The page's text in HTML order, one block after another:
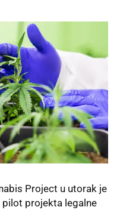
Project u utorak je
projekta legalne